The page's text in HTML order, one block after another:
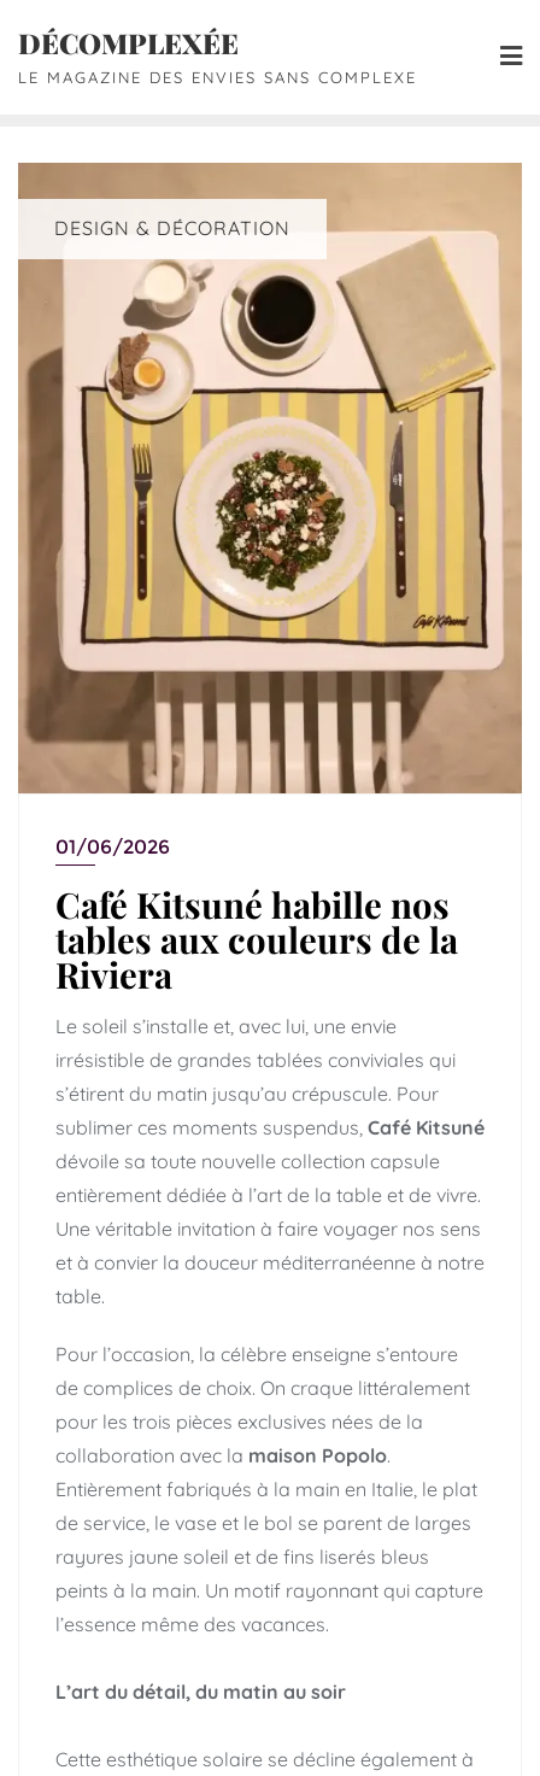
DÉCOMPLEXÉE
LE MAGAZINE DES ENVIES SANS COMPLEXE
DESIGN & DÉCORATION
01/06/2026
Café Kitsuné habille nos
tables aux couleurs de la
Riviera
Le soleil s’installe et, avec lui, une envie
irrésistible de grandes tablées conviviales qui
s’étirent du matin jusqu’au crépuscule. Pour
sublimer ces moments suspendus, Café Kitsuné
dévoile sa toute nouvelle collection capsule
entièrement dédiée à l’art de la table et de vivre.
Une véritable invitation à faire voyager nos sens
et à convier la douceur méditerranéenne à notre
table.
Pour l’occasion, la célèbre enseigne s’entoure
de complices de choix. On craque littéralement
pour les trois pièces exclusives nées de la
collaboration avec la maison Popolo.
Entièrement fabriqués à la main en Italie, le plat
de service, le vase et le bol se parent de larges
rayures jaune soleil et de fins liserés bleus
peints à la main. Un motif rayonnant qui capture
l’essence même des vacances.
L’art du détail, du matin au soir
Cette esthétique solaire se décline également à